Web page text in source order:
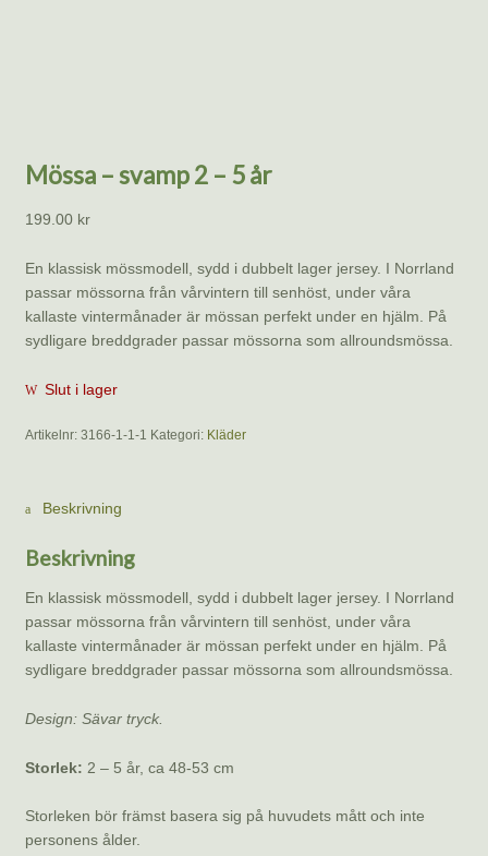
Mössa – svamp 2 – 5 år
199.00 kr
En klassisk mössmodell, sydd i dubbelt lager jersey. I Norrland
passar mössorna från vårvintern till senhöst, under våra
kallaste vintermånader är mössan perfekt under en hjälm. På
sydligare breddgrader passar mössorna som allroundsmössa.
Slut i lager
Artikelnr: 3166-1-1-1 Kategori: Kläder
Beskrivning
Beskrivning
En klassisk mössmodell, sydd i dubbelt lager jersey. I Norrland
passar mössorna från vårvintern till senhöst, under våra
kallaste vintermånader är mössan perfekt under en hjälm. På
sydligare breddgrader passar mössorna som allroundsmössa.
Design: Sävar tryck.
Storlek: 2 – 5 år, ca 48-53 cm
Storleken bör främst basera sig på huvudets mått och inte
personens ålder.